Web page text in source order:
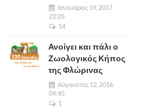
Ιανουάριος 19, 2017
22:05
14
Ανοίγει και πάλι ο
Ζωολογικός Κήπος
της Φλώρινας
Αύγουστος 12, 2016
09:45
1